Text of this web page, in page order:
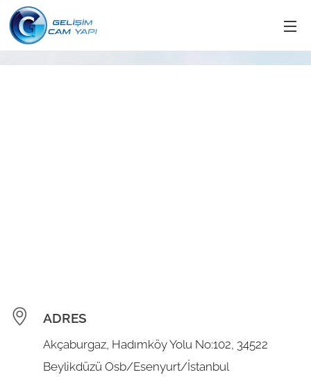
ADRES
Akçaburgaz, Hadımköy Yolu No:102, 34522
Beylikdüzü Osb/Esenyurt/İstanbul